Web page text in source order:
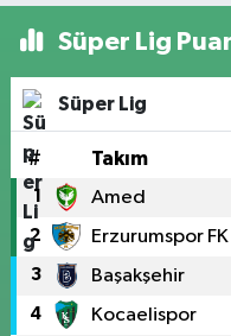
Süper Lig
Süper Lig
# Takım
1 Amed
2 Erzurumspor FK
3 Başakşehir
4 Kocaelispor